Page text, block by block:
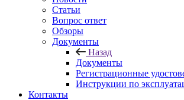
Статьи
Вопрос ответ
Обзоры
Документы
Назад
Документы
Регистрационные
Инструкции по
Контакты